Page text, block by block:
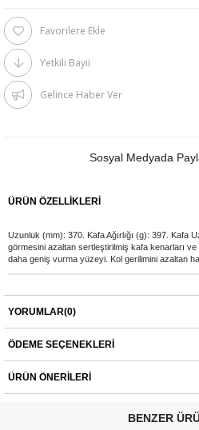
Favorilere Ekle
Yetkili Bayii
Gelince Haber Ver
Sosyal Medyada
ÜRÜN ÖZELLIKLERI
Uzunluk (mm): 370. Kafa Ağırlığı (g): 397. Kafa
görmesini azaltan sertleştirilmiş kafa kenarları
daha geniş vurma yüzeyi. Kol gerilimini azaltan
YORUMLAR(0)
ÖDEME SEÇENEKLERI
ÜRÜN ÖNERILERI
BENZER